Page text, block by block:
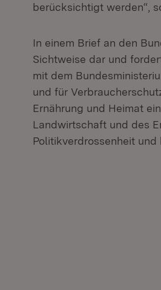
berücksichtigt werden“,
In einem Brief an den
Sichtweise dar und
mit dem
und für
Ernährung und Heimat
Landwirtschaft und des
Politikverdrossenheit